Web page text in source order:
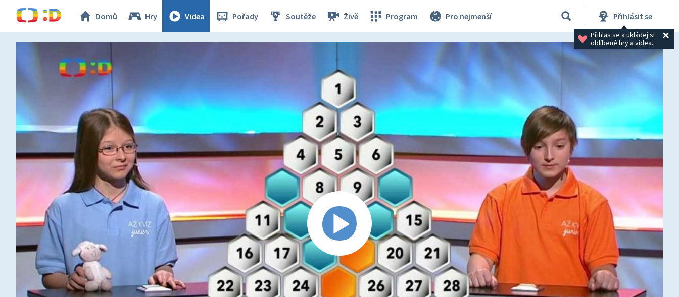
Domů Hry Videa Pořady Soutěže Živě Program Pro nejmenší Přihlásit se
Přihlas se a ukládej si
oblíbené hry a videa.